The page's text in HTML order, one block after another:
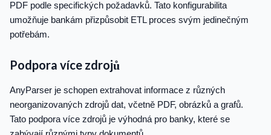
PDF podle specifických požadavků. Tato konfigurabilita
umožňuje bankám přizpůsobit ETL proces svým jedinečným
potřebám.
Podpora více zdrojů
AnyParser je schopen extrahovat informace z různých
neorganizovaných zdrojů dat, včetně PDF, obrázků a grafů.
Tato podpora více zdrojů je výhodná pro banky, které se